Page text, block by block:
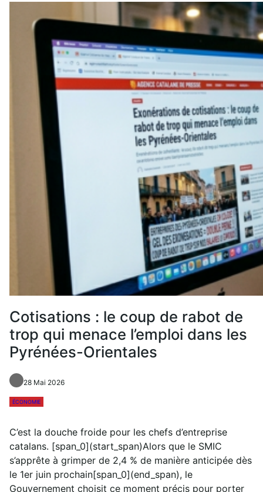
Cotisations : le coup de rabot de
trop qui menace l’emploi dans les
Pyrénées-Orientales
28 Mai 2026
ÉCONOMIE
C’est la douche froide pour les chefs d’entreprise
catalans. [span_0](start_span)Alors que le SMIC
s’apprête à grimper de 2,4 % de manière anticipée dès
le 1er juin prochain[span_0](end_span), le
Gouvernement choisit ce moment précis pour porter